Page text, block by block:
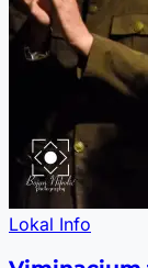
Lokal Info